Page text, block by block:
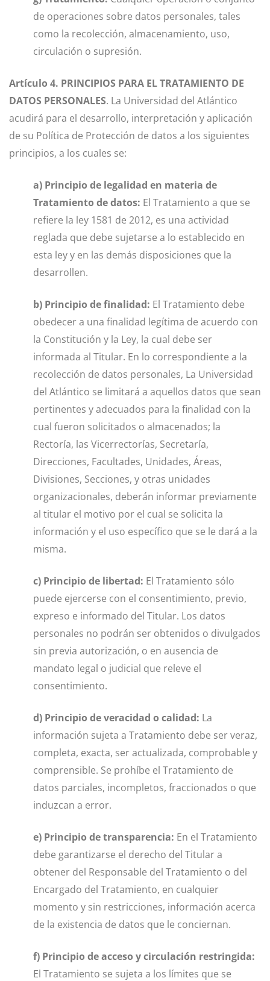
de operaciones sobre datos personales, tales
como la recolección, almacenamiento, uso,
circulación o supresión.
Artículo 4. PRINCIPIOS PARA EL TRATAMIENTO DE
DATOS PERSONALES. La Universidad del Atlántico
acudirá para el desarrollo, interpretación y aplicación
de su Política de Protección de datos a los siguientes
principios, a los cuales se:
a) Principio de legalidad en materia de
Tratamiento de datos: El Tratamiento a que se
refiere la ley 1581 de 2012, es una actividad
reglada que debe sujetarse a lo establecido en
esta ley y en las demás disposiciones que la
desarrollen.
b) Principio de finalidad: El Tratamiento debe
obedecer a una finalidad legítima de acuerdo con
la Constitución y la Ley, la cual debe ser
informada al Titular. En lo correspondiente a la
recolección de datos personales, La Universidad
del Atlántico se limitará a aquellos datos que sean
pertinentes y adecuados para la finalidad con la
cual fueron solicitados o almacenados; la
Rectoría, las Vicerrectorías, Secretaría,
Direcciones, Facultades, Unidades, Áreas,
Divisiones, Secciones, y otras unidades
organizacionales, deberán informar previamente
al titular el motivo por el cual se solicita la
información y el uso específico que se le dará a la
misma.
c) Principio de libertad: El Tratamiento sólo
puede ejercerse con el consentimiento, previo,
expreso e informado del Titular. Los datos
personales no podrán ser obtenidos o divulgados
sin previa autorización, o en ausencia de
mandato legal o judicial que releve el
consentimiento.
d) Principio de veracidad o calidad: La
información sujeta a Tratamiento debe ser veraz,
completa, exacta, ser actualizada, comprobable y
comprensible. Se prohíbe el Tratamiento de
datos parciales, incompletos, fraccionados o que
induzcan a error.
e) Principio de transparencia: En el Tratamiento
debe garantizarse el derecho del Titular a
obtener del Responsable del Tratamiento o del
Encargado del Tratamiento, en cualquier
momento y sin restricciones, información acerca
de la existencia de datos que le conciernan.
f) Principio de acceso y circulación restringida:
El Tratamiento se sujeta a los límites que se